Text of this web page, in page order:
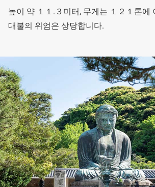
높이 약 １１.３미터, 무게는 １２１톤에
대불의 위엄은 상당합니다.